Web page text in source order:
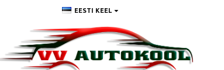
EESTI KEEL